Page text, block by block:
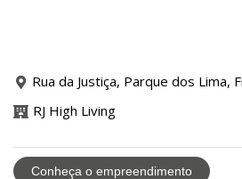
Rua da Justiça, Parque dos Lima,
RJ High Living
Conheça o empreendimento